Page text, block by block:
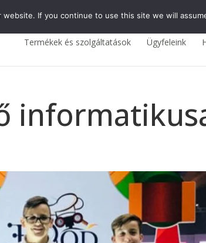
Termékek és szolgáltatások Ügyfeleink
If you continue to use this site we will